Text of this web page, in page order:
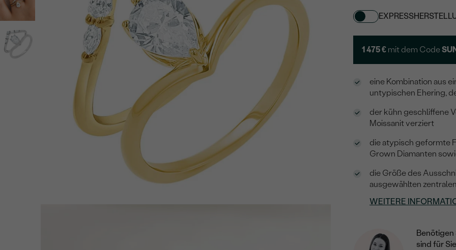
1 475 € mit dem Code
eine Kombination aus
untypischen Ehering,
der kühn geschliffene
Moissanit verziert
die atypisch geformte
Grown Diamanten
die Größe des
ausgewählten
WEITERE
Benötigen
sind für